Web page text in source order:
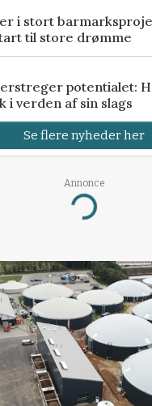
i stort
til store drømme
potentialet:
i verden af sin slags
Se flere nyheder her
Annonce
Loading...